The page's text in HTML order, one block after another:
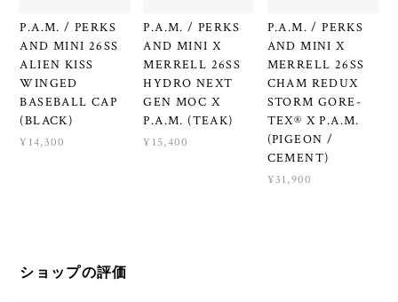
P.A.M. / PERKS
AND MINI 26SS
ALIEN KISS
WINGED
BASEBALL CAP
(BLACK)
¥14,300
P.A.M. / PERKS
AND MINI X
MERRELL 26SS
HYDRO NEXT
GEN MOC X
P.A.M. (TEAK)
¥15,400
P.A.M. / PERKS
AND MINI X
MERRELL 26SS
CHAM REDUX
STORM GORE-
TEX® X P.A.M.
(PIGEON /
CEMENT)
¥31,900
ショップの評価